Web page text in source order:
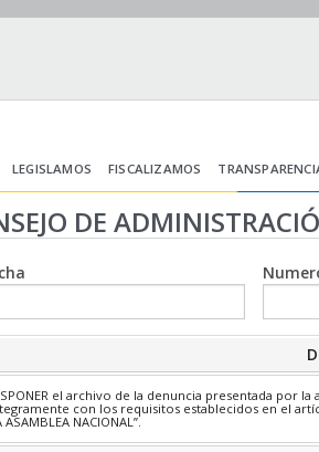
LEGISLAMOS FISCALIZAMOS
DE
el archivo de la denuncia presentada por
con los requisitos establecidos en el
ASAMBLEA NACIONAL”.